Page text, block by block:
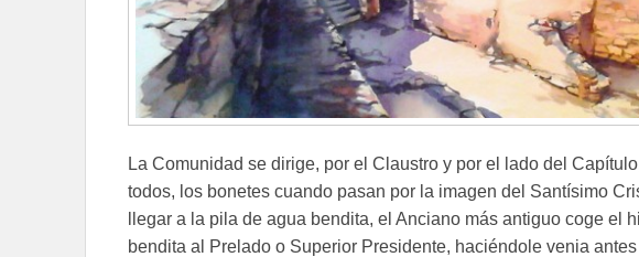
La Comunidad se dirige, por el Claustro y por el lado del
todos, los bonetes cuando pasan por la imagen del Santísimo
llegar a la pila de agua bendita, el Anciano más antiguo coge el
bendita al Prelado o Superior Presidente, haciéndole venia